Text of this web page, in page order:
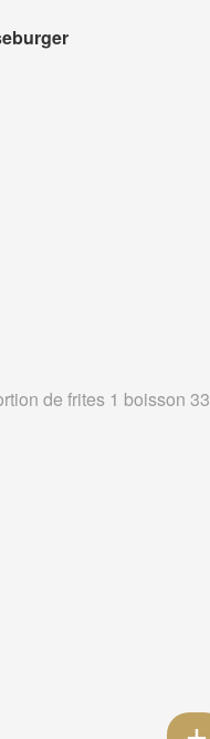
de frites 1 boisson 33